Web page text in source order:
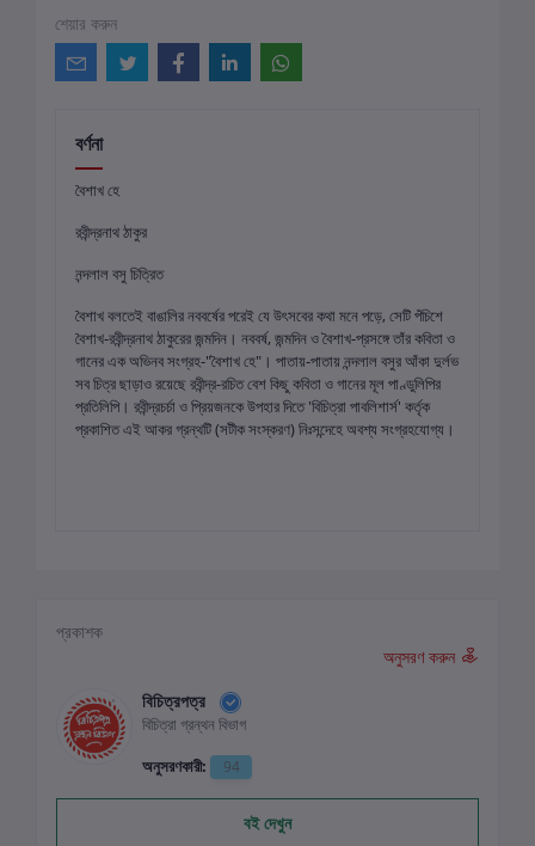
শেয়ার করুন
বর্ণনা
বৈশাখ হে
রবীন্দ্রনাথ ঠাকুর
নন্দলাল বসু চিত্রিত
বৈশাখ বলতেই বাঙালির নববর্ষের পরেই যে উৎসবের কথা মনে পড়ে, সেটি পঁচিশে
বৈশাখ-রবীন্দ্রনাথ ঠাকুরের জন্মদিন। নববর্ষ, জন্মদিন ও বৈশাখ-প্রসঙ্গে তাঁর কবিতা ও
গানের এক অভিনব সংগ্রহ-"বৈশাখ হে"। পাতায়-পাতায় নন্দলাল বসুর আঁকা দুর্লভ
সব চিত্র ছাড়াও রয়েছে রবীন্দ্র-রচিত বেশ কিছু কবিতা ও গানের মূল পাণ্ডুলিপির
প্রতিলিপি। রবীন্দ্রচর্চা ও প্রিয়জনকে উপহার দিতে 'বিচিত্রা পাবলিশার্স' কর্তৃক
প্রকাশিত এই আকর গ্রন্থটি (সটীক সংস্করণ) নিঃসন্দেহে অবশ্য সংগ্রহযোগ্য।
প্রকাশক
অনুসরণ করুন
বিচিত্রপত্র
বিচিত্রা গ্রন্থন বিভাগ
অনুসরণকারী:
94
বই দেখুন